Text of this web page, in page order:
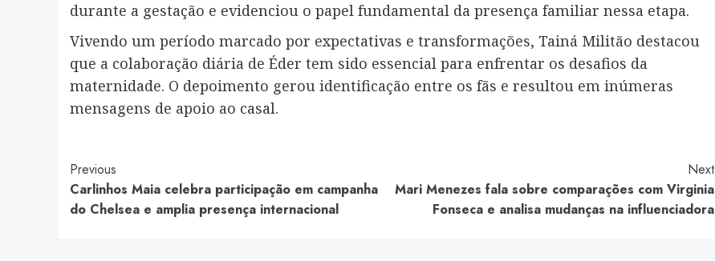
durante a gestação e evidenciou o papel fundamental da presença familiar nessa etapa.
Vivendo um período marcado por expectativas e transformações, Tainá Militão destacou
que a colaboração diária de Éder tem sido essencial para enfrentar os desafios da
maternidade. O depoimento gerou identificação entre os fãs e resultou em inúmeras
mensagens de apoio ao casal.
Post
Navigation
Previous
Carlinhos Maia celebra participação em campanha
do Chelsea e amplia presença internacional
Next
Mari Menezes fala sobre comparações com Virginia
Fonseca e analisa mudanças na influenciadora